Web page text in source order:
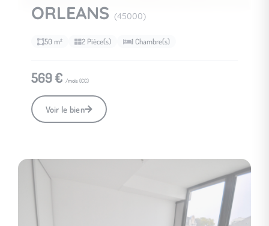
ORLEANS (45000)
50 m² 2 Pièce(s) 1 Chambre(s)
569 € /mois (CC)
Voir le bien